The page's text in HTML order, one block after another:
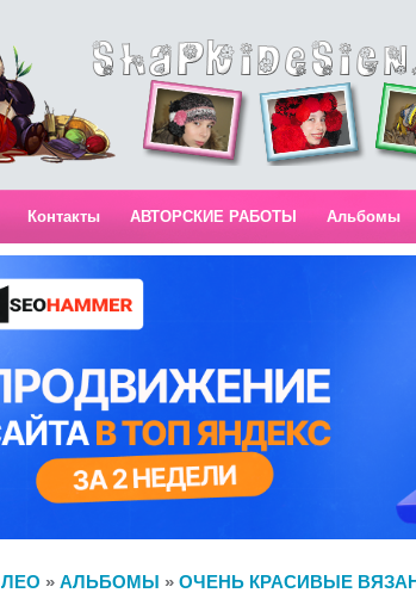
Контакты АВТОРСКИЕ РАБОТЫ Альбомы
ЛЕО » АЛЬБОМЫ » ОЧЕНЬ КРАСИВЫЕ